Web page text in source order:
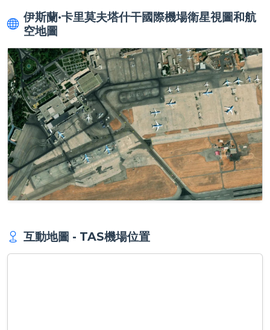
伊斯蘭·卡里莫夫塔什干國際機場衛星視圖和航
空地圖
互動地圖 - TAS機場位置